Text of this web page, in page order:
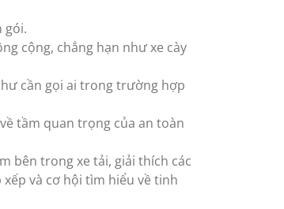
gói.
cộng, chẳng hạn như xe cày
cần gọi ai trong trường hợp
tầm quan trọng của an toàn
bên trong xe tải, giải thích các
và cơ hội tìm hiểu về tinh